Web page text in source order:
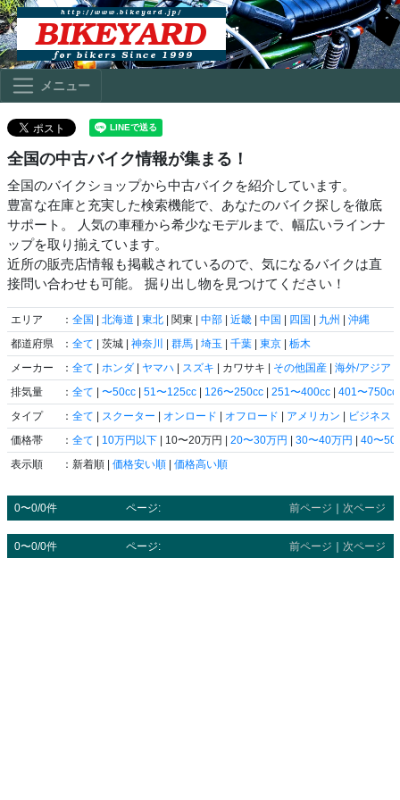
メニュー
全国の中古バイク情報が集まる！
全国のバイクショップから中古バイクを紹介しています。
豊富な在庫と充実した検索機能で、あなたのバイク探しを徹底
サポート。 人気の車種から希少なモデルまで、幅広いラインナ
ップを取り揃えています。
近所の販売店情報も掲載されているので、気になるバイクは直
接問い合わせも可能。 掘り出し物を見つけてください！
エリア ： 全国 | 北海道 | 東北 | 関東 | 中部 | 近畿 | 中国 | 四国 | 九州 | 沖縄
都道府県
： 全て | 茨城 | 神奈川 | 群馬 | 埼玉 | 千葉 | 東京 | 栃木
メーカー
： 全て | ホンダ | ヤマハ | スズキ | カワサキ | その他国産 | 海外/アジア
排気量
： 全て | 〜50cc | 51〜125cc | 126〜250cc | 251〜400cc | 401〜750cc
タイプ
： 全て | スクーター | オンロード | オフロード | アメリカン | ビジネス
価格帯
： 全て | 10万円以下 | 10〜20万円 | 20〜30万円 | 30〜40万円 | 40〜50
表示順
：新着順 | 価格安い順 | 価格高い順
0〜0/0件 ページ: 前ページ 次ページ
0〜0/0件 ページ: 前ページ ｜ 次ページ